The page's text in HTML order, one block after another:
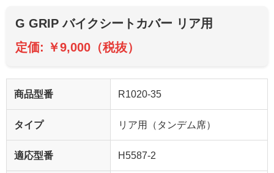
G GRIP バイクシートカバー リア用
定価: ￥9,000（税抜）
商品型番 R1020-35
タイプ リア用（タンデム席）
適応型番 H5587-2